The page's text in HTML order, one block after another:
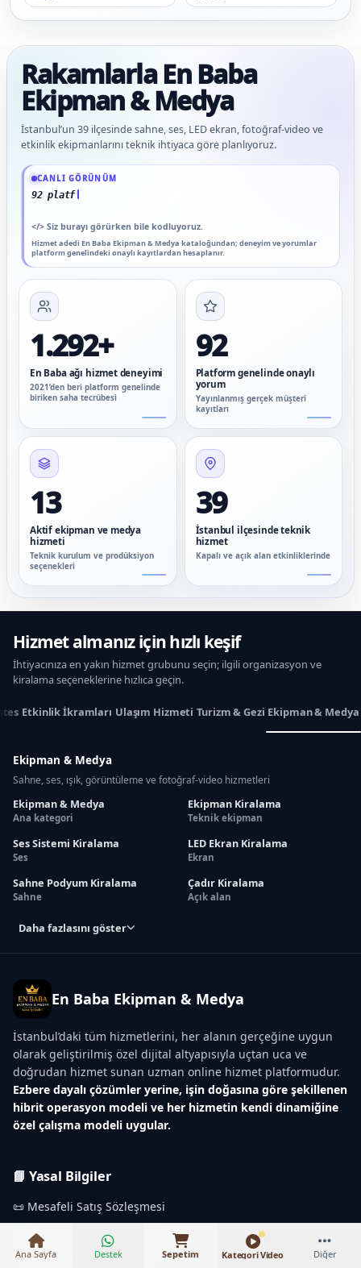
Rakamlarla En Baba
Ekipman & Medya
İstanbul’un 39 ilçesinde sahne, ses, LED ekran, fotoğraf-video ve
etkinlik ekipmanlarını teknik ihtiyaca göre planlıyoruz.
CANLI GÖRÜNÜM
92 platform genelinde onaylı yorum
</> Siz burayı görürken bile kodluyoruz.
Hizmet adedi En Baba Ekipman & Medya kataloğundan; deneyim ve yorumlar
platform genelindeki onaylı kayıtlardan hesaplanır.
Güncel veriler: 1.292+ En Baba ağı hizmet deneyimi; 92 platform genelinde
1.292+
En Baba ağı hizmet deneyimi
2021’den beri platform genelinde
biriken saha tecrübesi
92
Platform genelinde onaylı
yorum
Yayınlanmış gerçek müşteri
kayıtları
13
Aktif ekipman ve medya
hizmeti
Teknik kurulum ve prodüksiyon
seçenekleri
39
İstanbul ilçesinde teknik
hizmet
Kapalı ve açık alan etkinliklerinde
Hizmet almanız için hızlı keşif
İhtiyacınıza en yakın hizmet grubunu seçin; ilgili organizasyon ve
kiralama seçeneklerine hızlıca geçin.
Etkinlik İkramları Ulaşım Hizmeti Turizm & Gezi Ekipman & Medya
Ekipman & Medya
Sahne, ses, ışık, görüntüleme ve fotoğraf-video hizmetleri
Ekipman & Medya
Ana kategori
Ekipman Kiralama
Teknik ekipman
Ses Sistemi Kiralama
Ses
LED Ekran Kiralama
Ekran
Sahne Podyum Kiralama
Sahne
Çadır Kiralama
Açık alan
Daha fazlasını göster
En Baba Ekipman & Medya
İstanbul’daki tüm hizmetlerini, her alanın gerçeğine uygun
olarak geliştirilmiş özel dijital altyapısıyla uçtan uca ve
doğrudan hizmet sunan uzman online hizmet platformudur.
Ezbere dayalı çözümler yerine, işin doğasına göre şekillenen
hibrit operasyon modeli ve her hizmetin kendi dinamiğine
özel çalışma modeli uygular.
📘 Yasal Bilgiler
📜 Mesafeli Satış Sözleşmesi
⚖️ Fiyat Karşılaştırma Politikası
💳 Kapora ve İptal Politikası
Ana Sayfa Destek Sepetim Kategori Video Diğer